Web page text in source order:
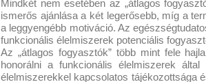
Mindkét nem esetében az „átlagos
ismerős ajánlása a két legerősebb, míg a
a leggyengébb motiváció. Az
funkcionális élelmiszerek potenciális
Az „átlagos fogyasztók” több mint fele
honorálni a funkcionális élelmiszerek
élelmiszerekkel kapcsolatos tájékozottsága